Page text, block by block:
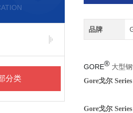
分类
品牌
GORE® 大型
Gore戈尔
Gore戈尔